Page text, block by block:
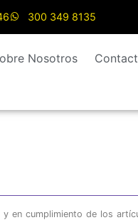
300 349 8135
Nosotros
en cumplimiento de los